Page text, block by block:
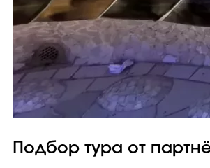
Подбор тура от